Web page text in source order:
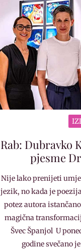
Rab: Dubravko
pjesme
Nije lako prenijeti
jezik, no kada je
potez autora
magična
Švec Španjol U
godine svečano